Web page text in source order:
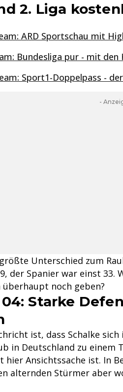
2. Liga
ARD Sportschau mit
Bundesliga pur - mit
Sport1-Doppelpass -
-
Unterschied zum
der Spanier war einst 33.
überhaupt noch geben?
Starke
ist, dass Schalke
in Deutschland zu einem
hier Ansichtssache ist. In
alternden Stürmer aber